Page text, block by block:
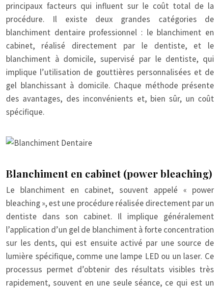
principaux facteurs qui influent sur le coût total de la
procédure. Il existe deux grandes catégories de
blanchiment dentaire professionnel : le blanchiment en
cabinet, réalisé directement par le dentiste, et le
blanchiment à domicile, supervisé par le dentiste, qui
implique l’utilisation de gouttières personnalisées et de
gel blanchissant à domicile. Chaque méthode présente
des avantages, des inconvénients et, bien sûr, un coût
spécifique.
Blanchiment en cabinet (power bleaching)
Le blanchiment en cabinet, souvent appelé « power
bleaching », est une procédure réalisée directement par un
dentiste dans son cabinet. Il implique généralement
l’application d’un gel de blanchiment à forte concentration
sur les dents, qui est ensuite activé par une source de
lumière spécifique, comme une lampe LED ou un laser. Ce
processus permet d’obtenir des résultats visibles très
rapidement, souvent en une seule séance, ce qui est un